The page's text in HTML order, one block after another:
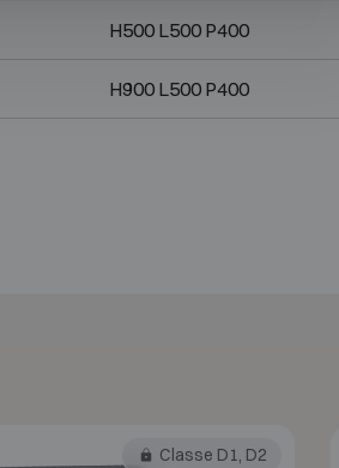
H500 L500 P400
H900 L500 P400
Classe D1, D2